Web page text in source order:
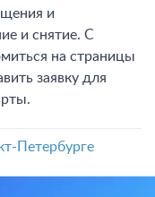
и
и снятие. С
на страницы
заявку для
Петербурге